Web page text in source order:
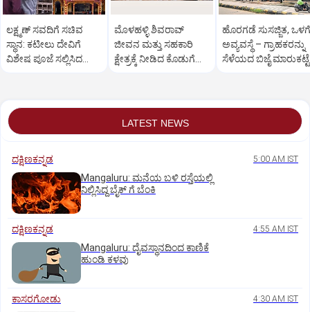
ಲಕ್ಷ್ಮಣ್‌ ಸವದಿಗೆ ಸಚಿವ
ಸ್ಥಾನ: ಕಟೀಲು ದೇವಿಗೆ
ವಿಶೇಷ ಪೂಜೆ ಸಲ್ಲಿಸಿದ
ಮೊಳಹಳ್ಳಿ ಶಿವರಾವ್
ಜೀವನ ಮತ್ತು ಸಹಕಾರಿ
ಕ್ಷೇತ್ರಕ್ಕೆ ನೀಡಿದ ಕೊಡುಗೆ
ಹೊರಗಡೆ ಸುಸಜ್ಜಿತ, ಒಳಗೆ
ಅವ್ಯವಸ್ಥೆ – ಗ್ರಾಹಕರನ್ನು
ಸೆಳೆಯದ ಬಿಜೈ ಮಾರುಕಟ್ಟೆ
LATEST NEWS
ದಕ್ಷಿಣಕನ್ನಡ 5:00 AM IST
Mangaluru: ಮನೆಯ ಬಳಿ ರಸ್ತೆಯಲ್ಲಿ
ನಿಲ್ಲಿಸಿದ್ದ ಬೈಕ್ ಗೆ ಬೆಂಕಿ
ದಕ್ಷಿಣಕನ್ನಡ 4:55 AM IST
Mangaluru: ದೈವಸ್ಥಾನದಿಂದ ಕಾಣಿಕೆ
ಹುಂಡಿ ಕಳವು
ಕಾಸರಗೋಡು 4:30 AM IST